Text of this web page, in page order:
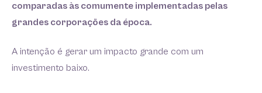
comparadas às comumente implementadas pelas
grandes corporações da época.
A intenção é gerar um impacto grande com um
investimento baixo.